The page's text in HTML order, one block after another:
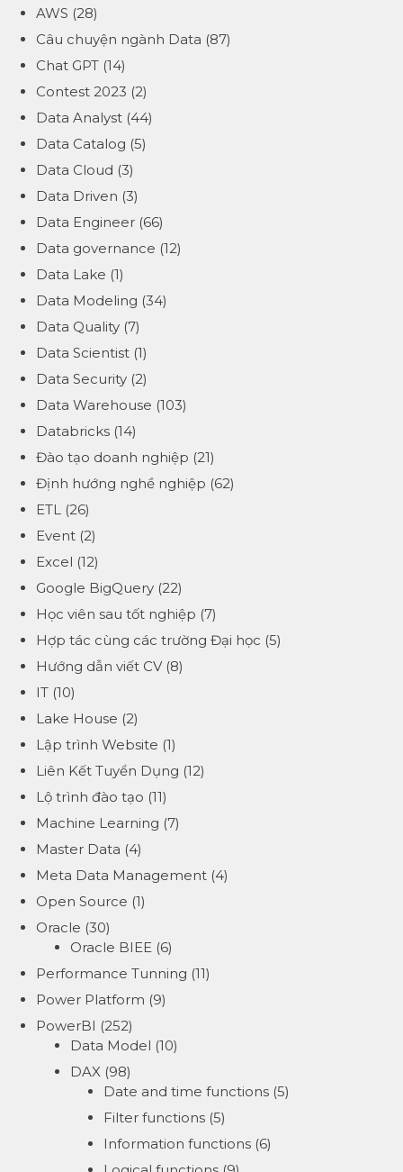
AWS (28)
Câu chuyện ngành Data (87)
Chat GPT (14)
Contest 2023 (2)
Data Analyst (44)
Data Catalog (5)
Data Cloud (3)
Data Driven (3)
Data Engineer (66)
Data governance (12)
Data Lake (1)
Data Modeling (34)
Data Quality (7)
Data Scientist (1)
Data Security (2)
Data Warehouse (103)
Databricks (14)
Đào tạo doanh nghiệp (21)
Định hướng nghề nghiệp (62)
ETL
(26)
Event (2)
Excel (12)
Google BigQuery (22)
Học viên sau tốt nghiệp (7)
Hợp tác cùng các trường Đại học (5)
Hướng dẫn viết CV(8)
IT (10)
Lake House (2)
Lập trình Website (1)
Liên Kết Tuyển Dụng (12)
Lộ trình đào tạo (11)
Machine Learning (7)
Master Data (4)
Meta Data Management (4)
Open Source (1)
Oracle (30)
Oracle BIEE (6)
Performance Tunning (11)
Power Platform (9)
PowerBI (252)
Data Model (10)
DAX (98)
Date and time functions (5)
Filter functions (5)
Information functions (6)